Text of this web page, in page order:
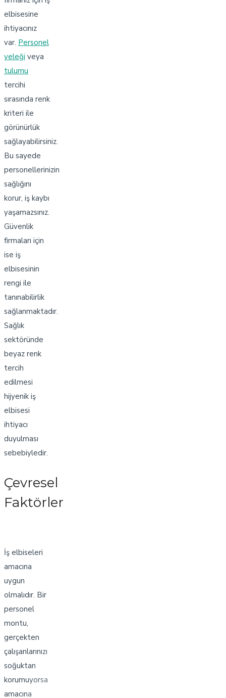
elbisesine
ihtiyacınız
var. Personel
yeleği veya
tulumu
tercihi
sırasında renk
kriteri ile
görünürlük
sağlayabilirsiniz.
Bu sayede
personellerinizin
sağlığını
korur, iş kaybı
yaşamazsınız.
Güvenlik
firmaları için
ise iş
elbisesinin
rengi ile
tanınabilirlik
sağlanmaktadır.
Sağlık
sektöründe
beyaz renk
tercih
edilmesi
hijyenik iş
elbisesi
ihtiyacı
duyulması
sebebiyledir.
Çevresel
Faktörler
İş elbiseleri
amacına
uygun
olmalıdır. Bir
personel
montu,
gerçekten
çalışanlarınızı
soğuktan
korumuyorsa
amacına